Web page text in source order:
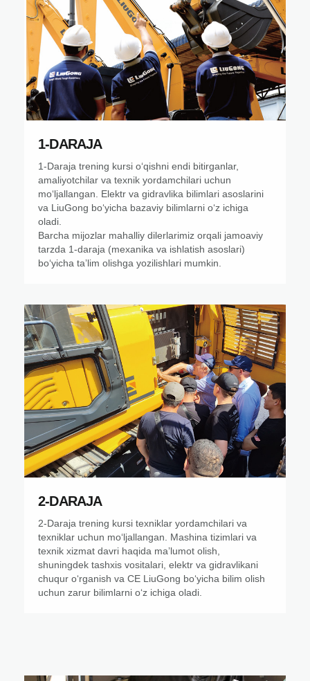
1-DARAJA
1-Daraja trening kursi oʻqishni endi bitirganlar,
amaliyotchilar va texnik yordamchilari uchun
moʻljallangan. Elektr va gidravlika bilimlari asoslarini
va LiuGong boʻyicha bazaviy bilimlarni oʻz ichiga
oladi.
Barcha mijozlar mahalliy dilerlarimiz orqali jamoaviy
tarzda 1-daraja (mexanika va ishlatish asoslari)
boʻyicha taʼlim olishga yozilishlari mumkin.
2-DARAJA
2-Daraja trening kursi texniklar yordamchilari va
texniklar uchun moʻljallangan. Mashina tizimlari va
texnik xizmat davri haqida maʼlumot olish,
shuningdek tashxis vositalari, elektr va gidravlikani
chuqur oʻrganish va CE LiuGong boʻyicha bilim olish
uchun zarur bilimlarni oʻz ichiga oladi.